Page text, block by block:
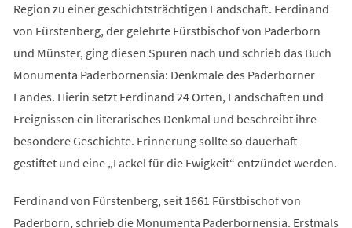
Region zu einer geschichtsträchtigen Landschaft. Ferdinand
von Fürstenberg, der gelehrte Fürstbischof von Paderborn
und Münster, ging diesen Spuren nach und schrieb das Buch
Monumenta Paderbornensia: Denkmale des Paderborner
Landes. Hierin setzt Ferdinand 24 Orten, Landschaften und
Ereignissen ein literarisches Denkmal und beschreibt ihre
besondere Geschichte. Erinnerung sollte so dauerhaft
gestiftet und eine „Fackel für die Ewigkeit“ entzündet werden.
Ferdinand von Fürstenberg, seit 1661 Fürstbischof von
Paderborn, schrieb die Monumenta Paderbornensia. Erstmals